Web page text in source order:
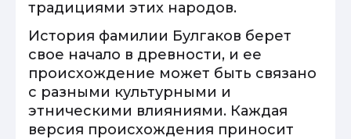
традициями этих народов.
История фамилии Булгаков берет
свое начало в древности, и ее
происхождение может быть связано
с разными культурными и
этническими влияниями. Каждая
версия происхождения приносит